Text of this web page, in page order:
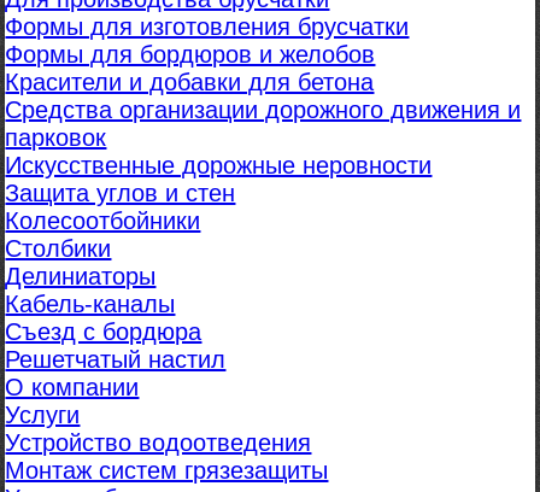
Формы для изготовления брусчатки
Формы для бордюров и желобов
Красители и добавки для бетона
Средства организации дорожного движения и
парковок
Искусственные дорожные неровности
Защита углов и стен
Колесоотбойники
Столбики
Делиниаторы
Кабель-каналы
Съезд с бордюра
Решетчатый настил
О компании
Услуги
Устройство водоотведения
Монтаж систем грязезащиты